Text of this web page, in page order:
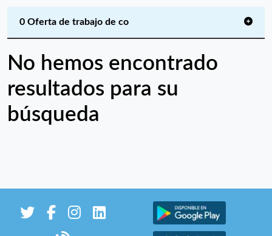
0 Oferta de trabajo de co
No hemos encontrado
resultados para su
búsqueda